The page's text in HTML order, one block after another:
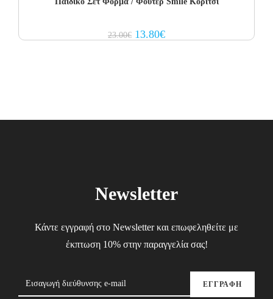
23.00€ Original
price
13.80€Current
price
Newsletter
Κάντε εγγραφή στο Newsletter και επωφεληθείτε με
έκπτωση 10% στην παραγγελία σας!
ΕΓΓΡΑΦΗ